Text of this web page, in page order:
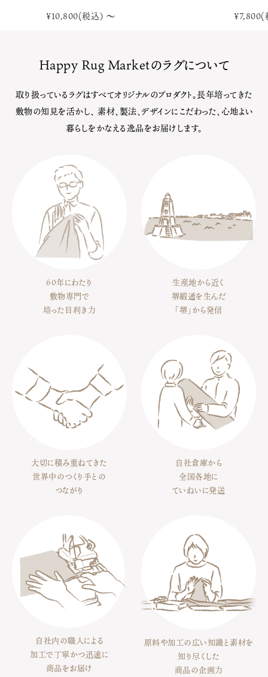
¥10,800(税込） 〜
¥7,800(
Happy Rug Marketのラグについて
取り扱っているラグはすべてオリジナルのプロダクト。長年培ってきた
敷物の知見を活かし、 素材、製法、デザインにこだわった、心地よい
暮らしをかなえる逸品をお届けします。
60年にわたり
敷物専門で
培った目利き力
生産地から近く
堺緞通を生んだ
「堺」から発信
大切に積み重ねてきた
世界中のつくり手との
つながり
自社倉庫から
全国各地に
ていねいに発送
自社内の職人による
加工で丁寧かつ迅速に
商品をお届け
原料や加工の広い知識と素材を
知り尽くした
商品の企画力